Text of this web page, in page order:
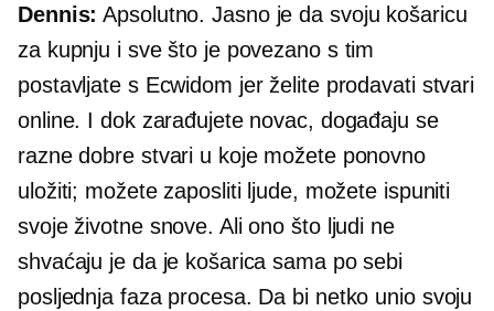
Dennis: Apsolutno. Jasno je da svoju košaricu
za kupnju i sve što je povezano s tim
postavljate s Ecwidom jer želite prodavati stvari
online. I dok zarađujete novac, događaju se
razne dobre stvari u koje možete ponovno
uložiti; možete zaposliti ljude, možete ispuniti
svoje životne snove. Ali ono što ljudi ne
shvaćaju je da je košarica sama po sebi
posljednja faza procesa. Da bi netko unio svoju